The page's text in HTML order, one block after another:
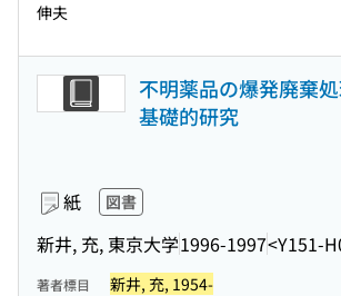
伸夫
不明薬品の爆発廃棄
基礎的研究
紙 図書
新井, 充, 東京大学1996-1997<Y151-
著者標目 新井, 充, 1954-